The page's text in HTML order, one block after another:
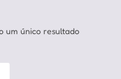
um único resultado